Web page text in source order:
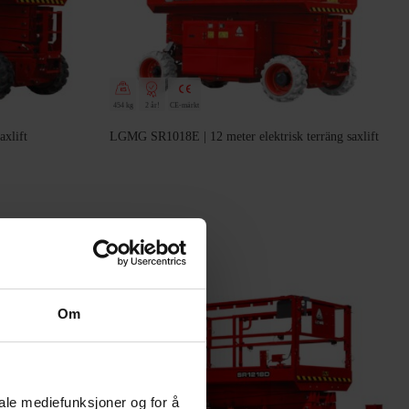
Om
mediefunksjoner og for å
454 kg 2 år! CE-märkt
LGMG SR1018E | 12 meter elektrisk terräng saxlift